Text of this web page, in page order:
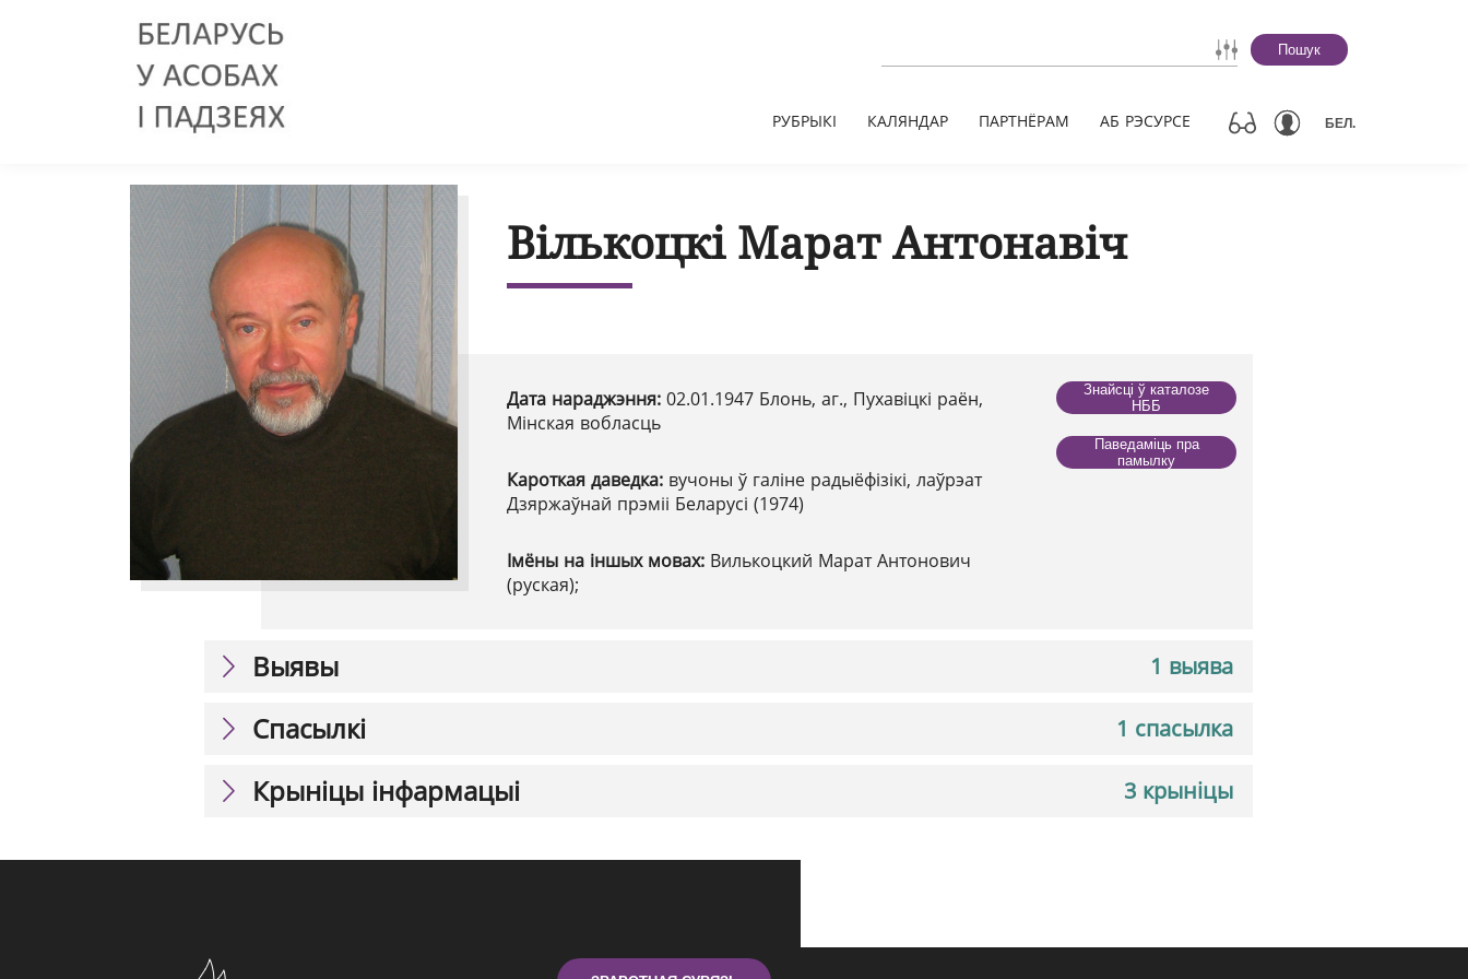
Пошук
РУБРЫКІ КАЛЯНДАР ПАРТНЁРАМ АБ РЭСУРСЕ БЕЛ.
Вількоцкі Марат Антонавіч
Дата нараджэння: 02.01.1947 Блонь, аг., Пухавіцкі раён,
Мінская вобласць
Кароткая даведка: вучоны ў галіне радыёфізікі, лаўрэат
Дзяржаўнай прэміі Беларусі (1974)
Імёны на іншых мовах: Вилькоцкий Марат Антонович
(руская);
Знайсці ў каталозе
НББ
Паведаміць пра
памылку
1 выява
Выявы
1 спасылка
Спасылкі
3 крыніцы
Крыніцы інфармацыі